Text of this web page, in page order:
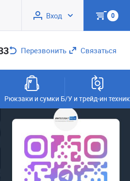
Вход 0
Перезвонить Связаться
Рюкзаки и сумки Б/У и трейд-ин